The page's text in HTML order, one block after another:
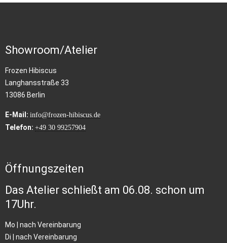
Showroom/Atelier
Frozen Hibiscus
Langhansstraße 33
13086 Berlin
E-Mail: info@frozen-hibiscus.de
Telefon: +49 30 99257904
Öffnungszeiten
Das Atelier schließt am 06.08. schon um
17Uhr.
Mo | nach Vereinbarung
Di | nach Vereinbarung